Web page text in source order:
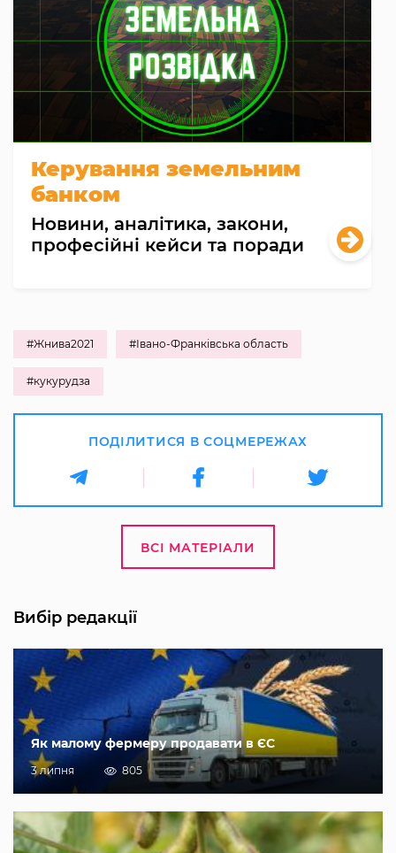
Керування земельним
банком
Новини, аналітика, закони,
професійні кейси та поради
#Жнива2021 #Івано-Франківська область
#кукурудза
ПОДІЛИТИСЯ В СОЦМЕРЕЖАХ
ВСІ МАТЕРІАЛИ
Вибір редакції
Як малому фермеру продавати в ЄС
3 липня 805